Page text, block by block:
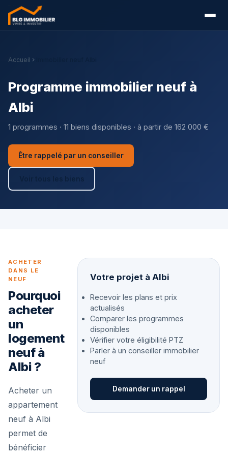
Accueil
Programme immobilier neuf à
Albi
1 programmes · 11 biens disponibles · à partir de 162 000 €
Être rappelé par un conseiller
Voir tous les biens
ACHETER
DANS LE
NEUF
Pourquoi
acheter
un
logement
neuf à
Albi ?
Acheter un
appartement
neuf à Albi
permet de
bénéficier
Votre projet à Albi
Recevoir les plans et prix
actualisés
Comparer les programmes
disponibles
Vérifier votre éligibilité PTZ
Parler à un conseiller immobilier
neuf
Demander un rappel